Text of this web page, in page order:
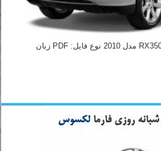
دفترچه راهنمای لکسوس RX350 مدل 2010 نوع فایل: PDF زبان